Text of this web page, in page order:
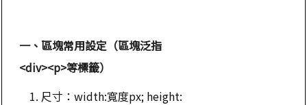
一、區塊常用設定（區塊泛指
<div><p>等標籤）
尺寸：width:寬度px; height: